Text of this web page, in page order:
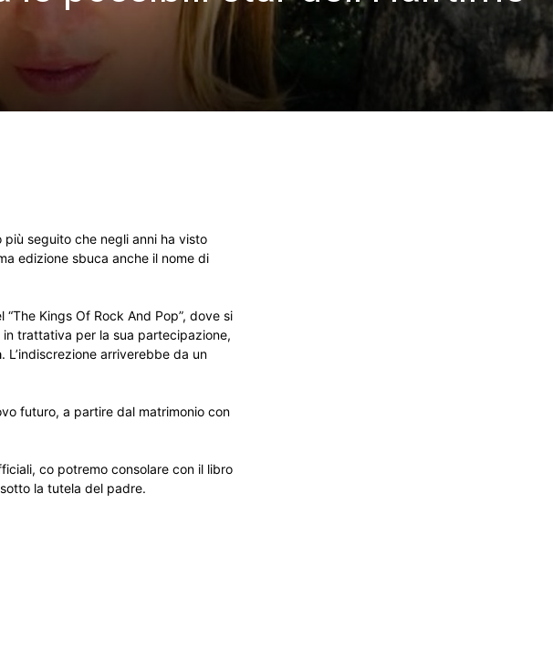
seguito che negli anni ha visto
edizione sbuca anche il nome di
Kings Of Rock And Pop”, dove si
trattativa per la sua partecipazione,
. L’indiscrezione arriverebbe da un
futuro, a partire dal matrimonio con
co potremo consolare con il libro
la tutela del padre.